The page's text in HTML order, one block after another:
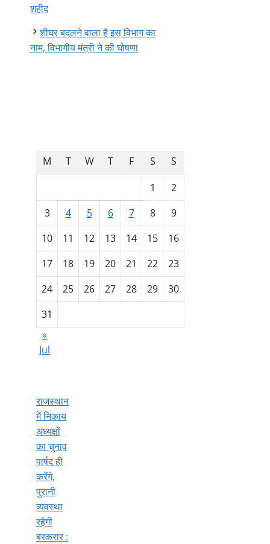
शहीद
शीघ्र बदलने वाला है इस विभाग का
नाम, विभागीय मंत्री ने की घोषणा
M T W T F S
S
1
2
3
4 5 6 7 8
9
10
11 12 13 14 15
16
17
18 19 20 21 22
23
24
25 26 27 28 29
30
31
«
Jul
राजस्थान
में निकाय
अध्यक्षों
का चुनाव
पार्षद ही
करेंगे,
पुरानी
व्यवस्था
रहेगी
बरकरार :